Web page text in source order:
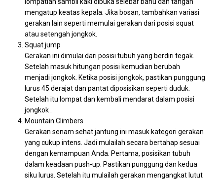
mengatup keatas kepala. Jika bosan, tambahkan variasi
gerakan lain seperti memulai gerakan dari posisi squat
atau setengah jongkok.
Squat jump
Gerakan ini dimulai dari posisi tubuh yang berdiri tegak.
Setelah masuk hitungan posisi kemudian berubah
menjadi jongkok. Ketika posisi jongkok, pastikan punggung
lurus 45 derajat dan pantat diposisikan seperti duduk.
Setelah itu lompat dan kembali mendarat dalam posisi
jongkok .
Mountain Climbers
Gerakan senam sehat jantung ini masuk kategori gerakan
yang cukup intens. Jadi mulailah secara bertahap sesuai
dengan kemampuan Anda. Pertama, posisikan tubuh
dalam keadaan push-up. Pastikan punggung dan kedua
siku lurus. Setelah itu mulailah gerakan mengangkat lutut